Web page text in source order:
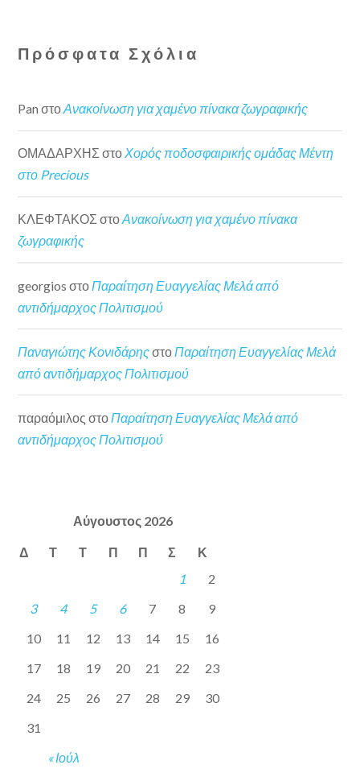
Πρόσφατα Σχόλια
Pan στοΑνακοίνωση για χαμένο πίνακα ζωγραφικής
ΟΜΑΔΑΡΧΗΣ στοΧορός ποδοσφαιρικής ομάδας Μέντη
στο Precious
ΚΛΕΦΤΑΚΟΣ στοΑνακοίνωση για χαμένο πίνακα
ζωγραφικής
georgios στο Παραίτηση Ευαγγελίας Μελά από
αντιδήμαρχος Πολιτισμού
Παναγιώτης Κονιδάρηςστο Παραίτηση Ευαγγελίας Μελά
από αντιδήμαρχος Πολιτισμού
παραόμιλος στοΠαραίτηση Ευαγγελίας Μελά από
αντιδήμαρχος Πολιτισμού
Αύγουστος 2026
Δ Τ Τ Π Π Σ Κ
« Ιούλ
1
2
3
4 5 6 7 8
9
10
11 12 13 14 15
16
17
18 19 20 21 22
23
24
25 26 27 28 29
30
31